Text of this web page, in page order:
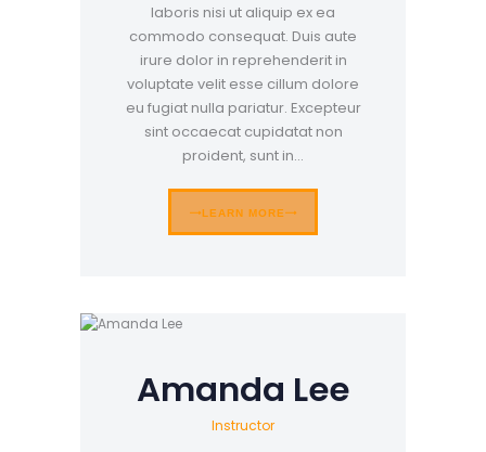
laboris nisi ut aliquip ex ea
commodo consequat. Duis aute
irure dolor in reprehenderit in
voluptate velit esse cillum dolore
eu fugiat nulla pariatur. Excepteur
sint occaecat cupidatat non
proident, sunt in…
LEARN MORE
Amanda Lee
Instructor